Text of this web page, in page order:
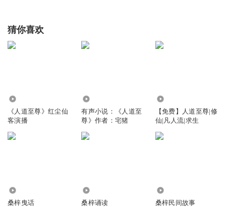
猜你喜欢
《人道至尊》红尘仙
客演播
有声小说：《人道至
尊》作者：宅猪
【免费】人道至尊|修
仙|凡人流|求生
桑梓曳话 桑梓诵读 桑梓民间故事